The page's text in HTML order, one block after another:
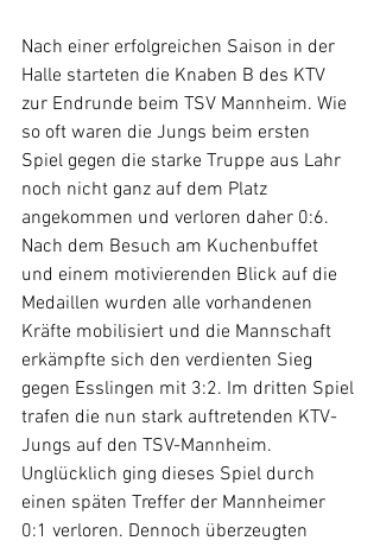
Nach einer erfolgreichen Saison in der
Halle starteten die Knaben B des KTV
zur Endrunde beim TSV Mannheim. Wie
so oft waren die Jungs beim ersten
Spiel gegen die starke Truppe aus Lahr
noch nicht ganz auf dem Platz
angekommen und verloren daher 0:6.
Nach dem Besuch am Kuchenbuffet
und einem motivierenden Blick auf die
Medaillen wurden alle vorhandenen
Kräfte mobilisiert und die Mannschaft
erkämpfte sich den verdienten Sieg
gegen Esslingen mit 3:2. Im dritten Spiel
trafen die nun stark auftretenden KTV-
Jungs auf den TSV-Mannheim.
Unglücklich ging dieses Spiel durch
einen späten Treffer der Mannheimer
0:1 verloren. Dennoch überzeugten